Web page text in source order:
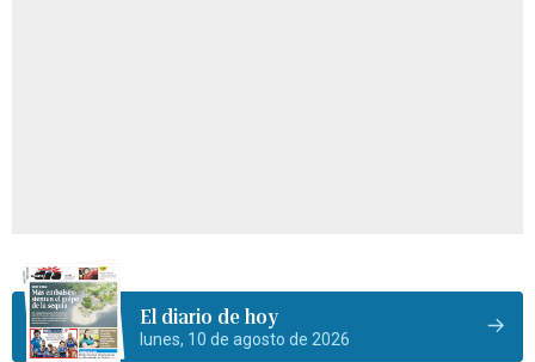
El diario de hoy
lunes, 10 de agosto de 2026